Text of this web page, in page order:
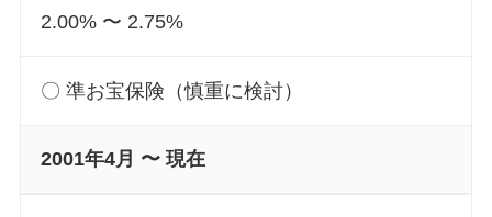
2.00% 〜 2.75%
〇 準お宝保険（慎重に検討）
2001年4月 〜 現在